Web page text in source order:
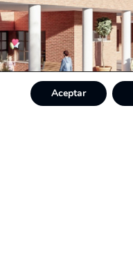
Aceptar